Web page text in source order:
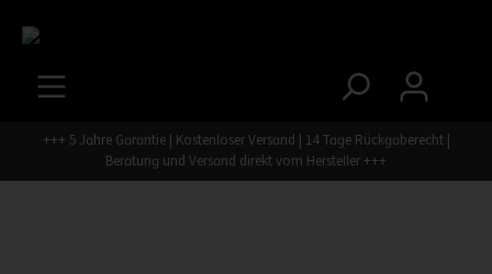
+++ 5 Jahre Garantie | Kostenloser Versand | 14 Tage Rückgaberecht |
Beratung und Versand direkt vom Hersteller +++